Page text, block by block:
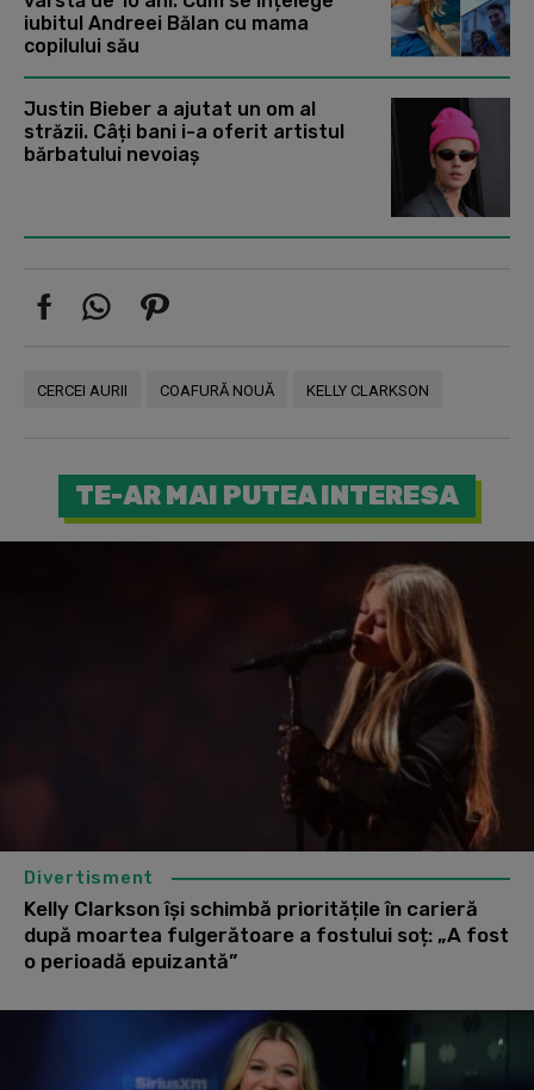
iubitul Andreei Bălan cu mama
copilului său
Justin Bieber a ajutat un om al
străzii. Câți bani i-a oferit artistul
bărbatului nevoiaș
CERCEI AURII COAFURĂ NOUĂ KELLY CLARKSON
TE-AR MAI PUTEA INTERESA
Divertisment
Kelly Clarkson își schimbă prioritățile în carieră
după moartea fulgerătoare a fostului soț: „A fost
o perioadă epuizantă”